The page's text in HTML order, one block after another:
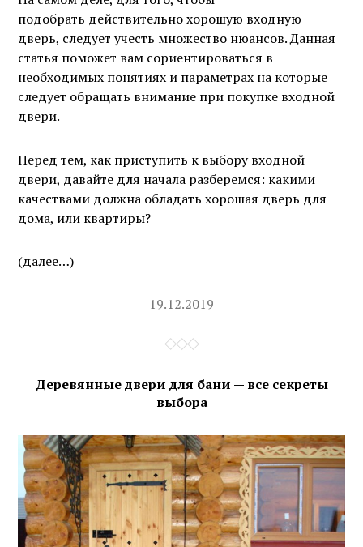
подобрать действительно хорошую входную
дверь, следует учесть множество нюансов. Данная
статья поможет вам сориентироваться в
необходимых понятиях и параметрах на которые
следует обращать внимание при покупке входной
двери.
Перед тем, как приступить к выбору входной
двери, давайте для начала разберемся: какими
качествами должна обладать хорошая дверь для
дома, или квартиры?
(далее…)
19.12.2019
Деревянные двери для бани — все секреты
выбора